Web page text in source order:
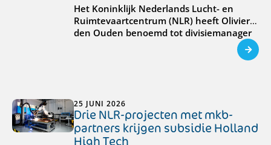
Het Koninklijk Nederlands Lucht- en
Ruimtevaartcentrum (NLR) heeft Olivier
den Ouden benoemd tot divisiemanager
Aerospace Systems. In die hoedanigheid is
hij ook lid van het directieteam van NLR.
25 JUNI 2026
Drie NLR-projecten met mkb-
partners krijgen subsidie Holland
High Tech